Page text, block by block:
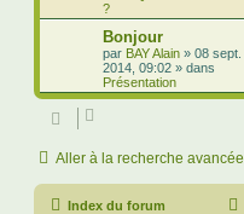
?
Bonjour
par BAY Alain » 08 sept.
2014, 09:02 » dans
Présentation
Aller à la recherche avancée
Index du forum